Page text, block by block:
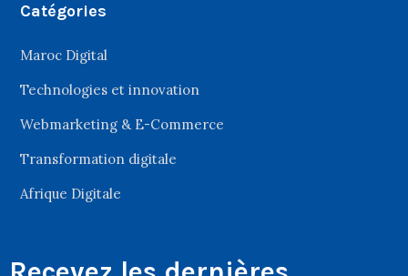
Catégories
Maroc Digital
Technologies et innovation
Webmarketing & E-Commerce
Transformation digitale
Afrique Digitale